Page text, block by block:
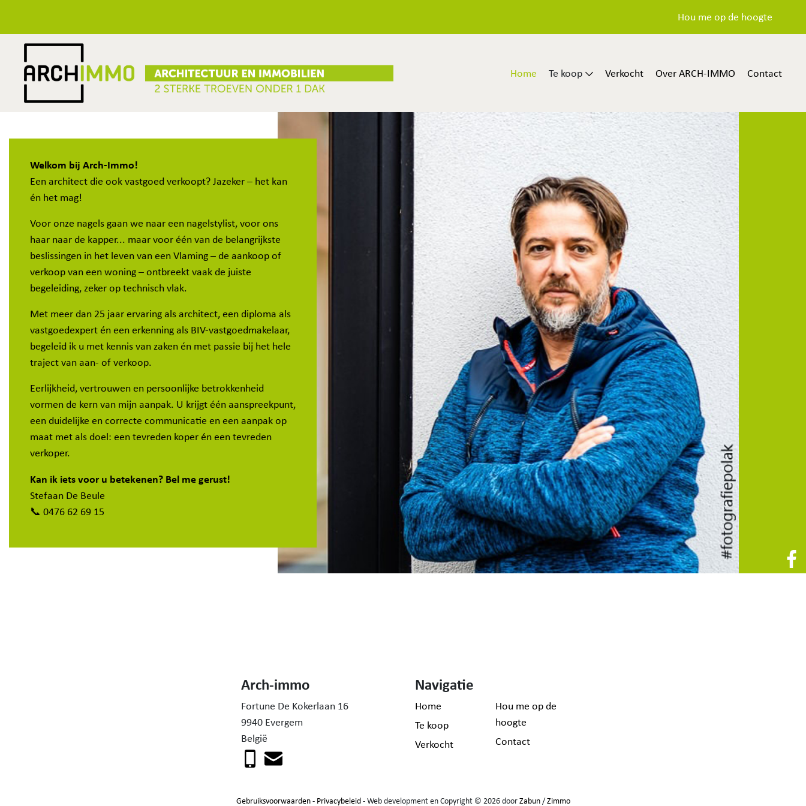
Hou me op de hoogte
Home Te koop Verkocht Over ARCH-IMMO Contact
Welkom bij Arch-Immo!
Een architect die ook vastgoed verkoopt? Jazeker – het kan
én het mag!
Voor onze nagels gaan we naar een nagelstylist, voor ons
haar naar de kapper... maar voor één van de belangrijkste
beslissingen in het leven van een Vlaming – de aankoop of
verkoop van een woning – ontbreekt vaak de juiste
begeleiding, zeker op technisch vlak.
Met meer dan 25 jaar ervaring als architect, een diploma als
vastgoedexpert én een erkenning als BIV-vastgoedmakelaar,
begeleid ik u met kennis van zaken én met passie bij het hele
traject van aan- of verkoop.
Eerlijkheid, vertrouwen en persoonlijke betrokkenheid
vormen de kern van mijn aanpak. U krijgt één aanspreekpunt,
een duidelijke en correcte communicatie en een aanpak op
maat met als doel: een tevreden koper én een tevreden
verkoper.
Kan ik iets voor u betekenen? Bel me gerust!
Stefaan De Beule
📞 0476 62 69 15
Arch-immo
Fortune De Kokerlaan 16
9940 Evergem
België
Navigatie
Home
Te koop
Verkocht
Hou me op de
hoogte
Contact
Gebruiksvoorwaarden- Privacybeleid- Web development en Copyright © 2026 doorZabun/Zimmo